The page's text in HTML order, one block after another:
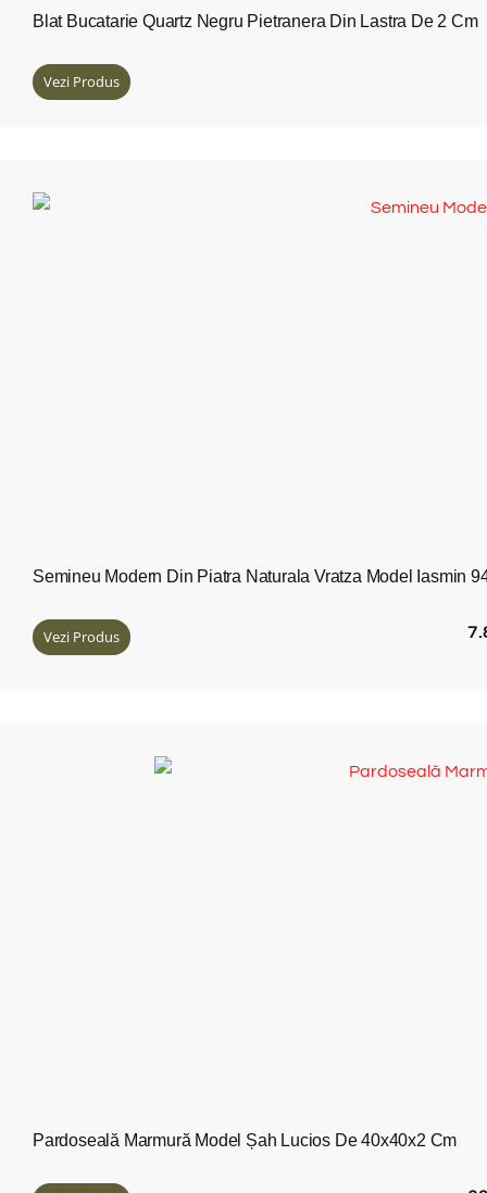
Blat Bucatarie Quartz Negru Pietranera Din Lastra De 2 Cm
Vezi Produs
Semineu Modern Din Piatra Naturala Vratza Model Iasmin
Vezi Produs
Pardoseală Marmură Model Șah Lucios De 40x40x2 Cm